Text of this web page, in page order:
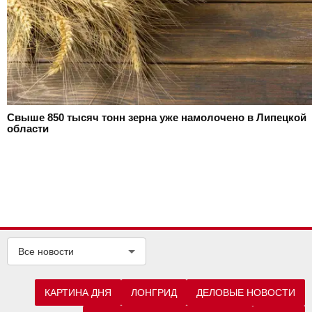
Свыше 850 тысяч тонн зерна уже намолочено в Липецкой
области
Все новости
КАРТИНА ДНЯ ЛОНГРИД ДЕЛОВЫЕ НОВОСТИ